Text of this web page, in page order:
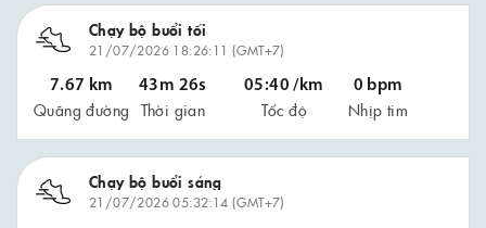
Chạy bộ buổi tối
21/07/2026 18:26:11 (GMT+7)
7.67 km
Quãng đường
43m 26s
Thời gian
05:40 /km
Tốc độ
0 bpm
Nhịp tim
Chạy bộ buổi sáng
21/07/2026 05:32:14 (GMT+7)